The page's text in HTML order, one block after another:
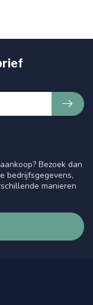
Bezoek dan
bedrijfsgegevens,
manieren